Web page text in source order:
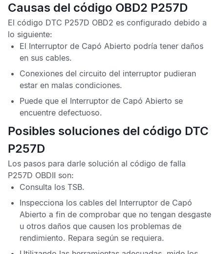
Causas del código OBD2 P257D
El código DTC P257D OBD2 es configurado debido a
lo siguiente:
El Interruptor de Capó Abierto podría tener daños
en sus cables.
Conexiones del circuito del interruptor pudieran
estar en malas condiciones.
Puede que el Interruptor de Capó Abierto se
encuentre defectuoso.
Posibles soluciones del código DTC
P257D
Los pasos para darle solución al código de falla
P257D OBDII son:
Consulta los TSB.
Inspecciona los cables del Interruptor de Capó
Abierto a fin de comprobar que no tengan desgaste
u otros daños que causen los problemas de
rendimiento. Repara según se requiera.